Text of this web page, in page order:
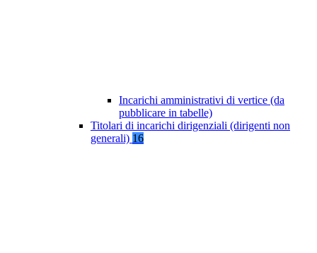
Incarichi amministrativi di vertice (da
pubblicare in tabelle)
Titolari di incarichi dirigenziali (dirigenti non
generali) 16